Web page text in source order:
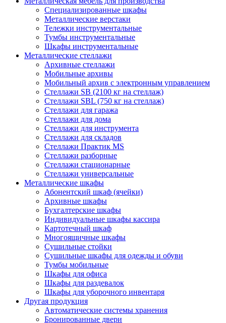
Cпециализированные шкафы
Металлические верстаки
Тележки инструментальные
Тумбы инструментальные
Шкафы инструментальные
Металлические стеллажи
Архивные стеллажи
Мобильные архивы
Мобильный архив с электронным управлением
Стеллажи SB (2100 кг на стеллаж)
Стеллажи SBL (750 кг на стеллаж)
Стеллажи для гаража
Стеллажи для дома
Стеллажи для инструмента
Стеллажи для складов
Стеллажи Практик MS
Стеллажи разборные
Стеллажи стационарные
Стеллажи универсальные
Металлические шкафы
Абонентский шкаф (ячейки)
Архивные шкафы
Бухгалтерские шкафы
Индивидуальные шкафы кассира
Картотечный шкаф
Многоящичные шкафы
Сушильные стойки
Сушильные шкафы для одежды и обуви
Тумбы мобильные
Шкафы для офиса
Шкафы для раздевалок
Шкафы для уборочного инвентаря
Другая продукция
Автоматические системы хранения
Бронированные двери